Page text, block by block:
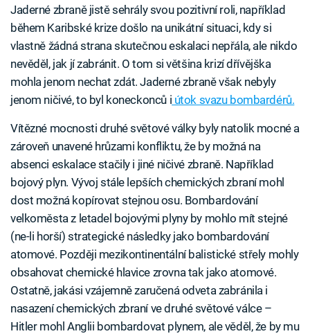
Jaderné zbraně jistě sehrály svou pozitivní roli, například
během Karibské krize došlo na unikátní situaci, kdy si
vlastně žádná strana skutečnou eskalaci nepřála, ale nikdo
nevěděl, jak jí zabránit. O tom si většina krizí dřívějška
mohla jenom nechat zdát. Jaderné zbraně však nebyly
jenom ničivé, to byl koneckonců i útok svazu bombardérů.
Vítězné mocnosti druhé světové války byly natolik mocné a
zároveň unavené hrůzami konfliktu, že by možná na
absenci eskalace stačily i jiné ničivé zbraně. Například
bojový plyn. Vývoj stále lepších chemických zbraní mohl
dost možná kopírovat stejnou osu. Bombardování
velkoměsta z letadel bojovými plyny by mohlo mít stejné
(ne-li horší) strategické následky jako bombardování
atomové. Později mezikontinentální balistické střely mohly
obsahovat chemické hlavice zrovna tak jako atomové.
Ostatně, jakási vzájemně zaručená odveta zabránila i
nasazení chemických zbraní ve druhé světové válce –
Hitler mohl Anglii bombardovat plynem, ale věděl, že by mu